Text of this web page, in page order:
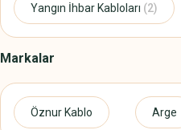
Yangın İhbar Kabloları (2)
Markalar
Öznur Kablo Arge